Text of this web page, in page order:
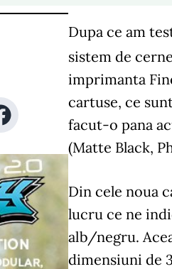
Dupa ce am
sistem de
imprimanta
cartuse, ce
facut-o pana
(Matte Black,
Din cele noua
lucru ce ne
alb/negru.
dimensiuni de